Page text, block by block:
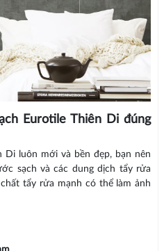
Eurotile Thiên Di đúng
Di luôn mới và bền đẹp, bạn nên
sạch và các dung dịch tẩy rửa
tẩy rửa mạnh có thể làm ảnh